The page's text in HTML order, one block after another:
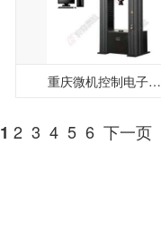
重庆微机控制电子万能试验机
1 2 3 4 5 6 下一页